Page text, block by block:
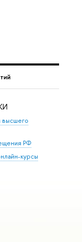
высшего
РФ
курсы